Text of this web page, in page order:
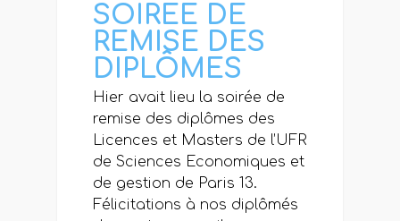
SOIRÉE DE
REMISE DES
DIPLÔMES
Hier avait lieu la soirée de
remise des diplômes des
Licences et Masters de l’UFR
de Sciences Economiques et
de gestion de Paris 13.
Félicitations à nos diplômés